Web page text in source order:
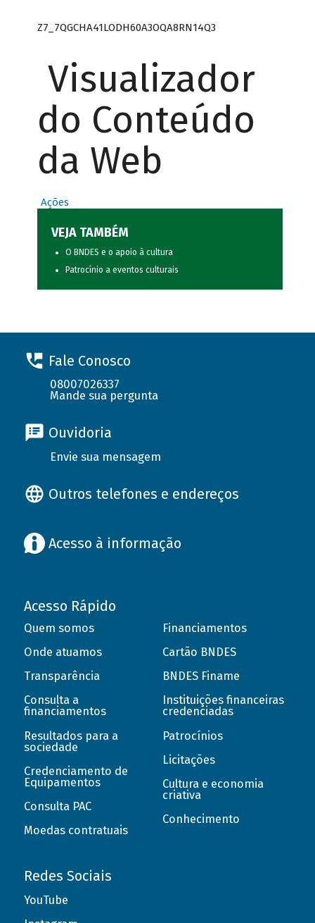
Z7_7QGCHA41LODH60A3OQA8RN14Q3
Visualizador
do Conteúdo
da Web
Ações
VEJA TAMBÉM
O BNDES e o apoio à cultura
Patrocínio a eventos culturais
Fale Conosco
08007026337
Mande sua pergunta
Ouvidoria
Envie sua mensagem
Outros telefones e endereços
Acesso à informação
Acesso Rápido
Quem somos
Onde atuamos
Transparência
Consulta a
financiamentos
Resultados para a
sociedade
Credenciamento de
Equipamentos
Consulta PAC
Moedas contratuais
Financiamentos
Cartão BNDES
BNDES Finame
Instituições financeiras
credenciadas
Patrocínios
Licitações
Cultura e economia
criativa
Conhecimento
Redes Sociais
YouTube